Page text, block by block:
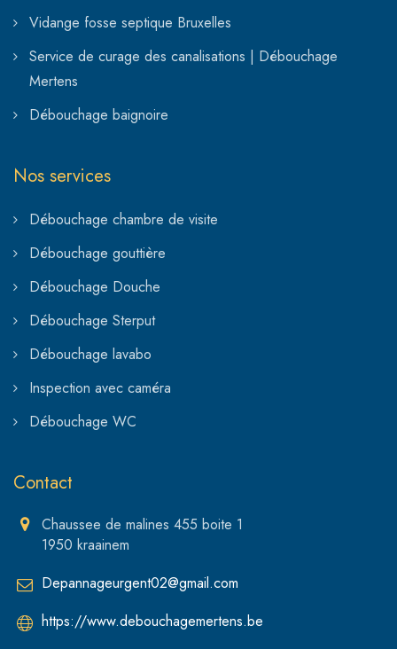
Vidange fosse septique Bruxelles
Service de curage des canalisations | Débouchage
Mertens
Débouchage baignoire
Nos services
Débouchage chambre de visite
Débouchage gouttière
Débouchage Douche
Débouchage Sterput
Débouchage lavabo
Inspection avec caméra
Débouchage WC
Contact
Chaussee de malines 455 boite 1
1950 kraainem
Depannageurgent02@gmail.com
https://www.debouchagemertens.be